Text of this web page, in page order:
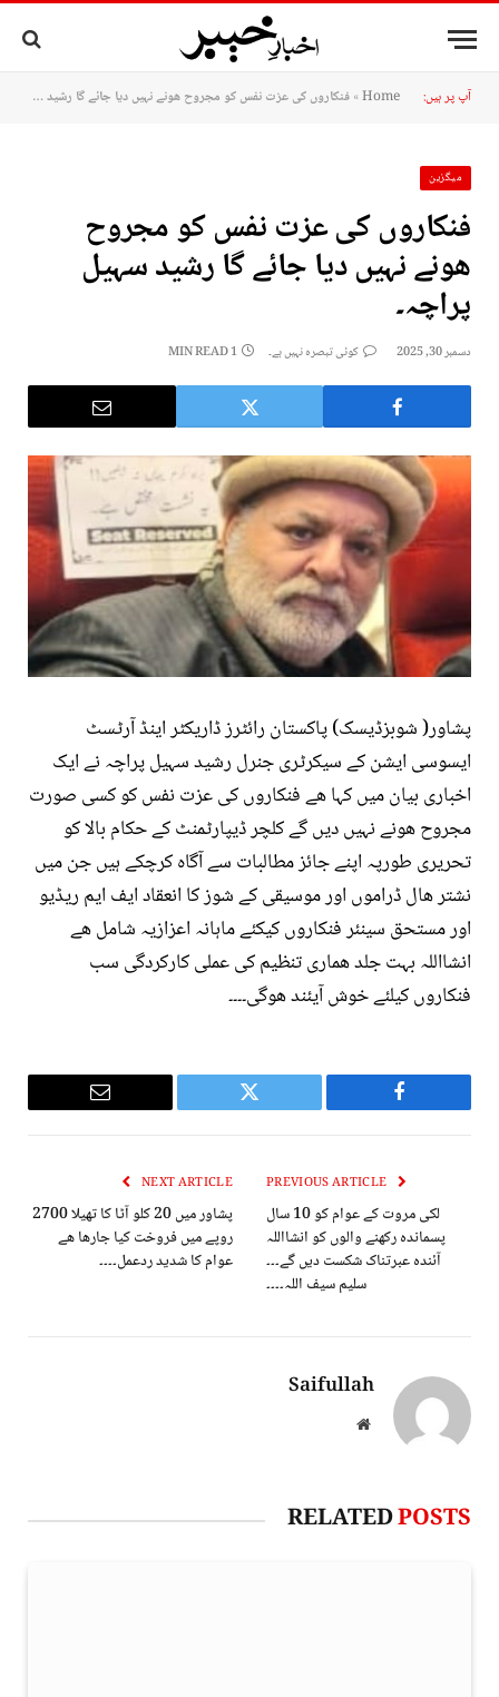
آپ پر ہیں: Home
»فنکاروں کی عزت نفس کو مجروح ھونے نہیں دیا جائے گا رشید سہیل پراچہ۔
میگزین
فنکاروں کی عزت نفس کو مجروح
ھونے نہیں دیا جائے گا رشید سہیل
پراچہ۔
دسمبر 30, 2025 کوئی تبصرہ نہیں ہے۔ 1 MIN READ
پشاور( شوبزڈیسک) پاکستان رائٹرز ڈاریکٹر اینڈ آرٹسٹ
ایسوسی ایشن کے سیکرٹری جنرل رشید سہیل پراچہ نے ایک
اخباری بیان میں کہا ھے فنکاروں کی عزت نفس کو کسی صورت
مجروح ھونے نہیں دیں گے کلچر ڈیپارٹمنٹ کے حکام بالا کو
تحریری طورپہ اپنے جائز مطالبات سے آگاہ کرچکے ہیں جن میں
نشتر ھال ڈراموں اور موسیقی کے شوز کا انعقاد ایف ایم ریڈیو
اور مستحق سینئر فنکاروں کیکئے ماہانہ اعزازیہ شامل ھے
انشااللہ بہت جلد ھماری تنظیم کی عملی کارکردگی سب
فنکاروں کیلئے خوش آیئند ھوگی۔۔۔۔
Facebook
Twitter
Email
لکی مروت کے عوام کو 10 سال
پسماندہ رکھنے والوں کو انشااللہ
آئندہ عبرتناک شکست دیں گے۔۔۔
سلیم سیف اللہ۔۔۔۔
NEXT ARTICLE
پشاور میں 20 کلو آٹا کا تھیلا 2700
روپے میں فروخت کیا جارھا ھے
عوام کا شدید ردعمل۔۔۔۔
Saifullah
Website
RELATEDPOSTS